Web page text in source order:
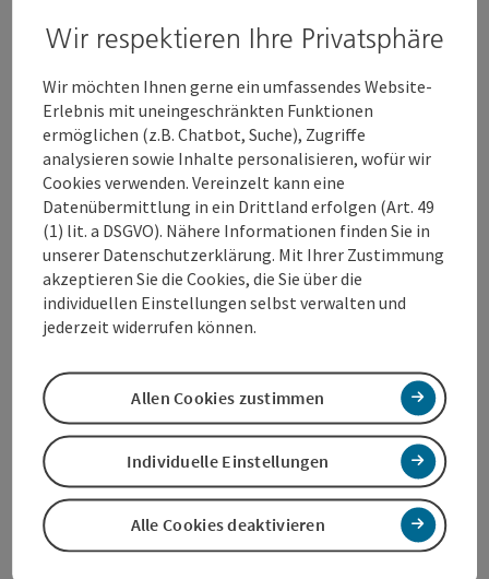
neben Qualität verstärkt auch auf
saisonale Angebote!
Kontakt
Öffnungszeiten
Ausstattung
Preise
Wir respektieren Ihre Privatsphäre
Wir möchten Ihnen gerne ein umfassendes Website-
Erlebnis mit uneingeschränkten Funktionen
ermöglichen (z.B. Chatbot, Suche), Zugriffe
analysieren sowie Inhalte personalisieren, wofür wir
Cookies verwenden. Vereinzelt kann eine
Datenübermittlung in ein Drittland erfolgen (Art. 49
(1) lit. a DSGVO). Nähere Informationen finden Sie in
unserer Datenschutzerklärung. Mit Ihrer Zustimmung
akzeptieren Sie die Cookies, die Sie über die
individuellen Einstellungen selbst verwalten und
jederzeit widerrufen können.
Alle Cookies deaktivieren
Individuelle Einstellungen
Allen Cookies zustimmen